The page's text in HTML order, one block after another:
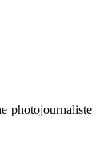
photojournaliste